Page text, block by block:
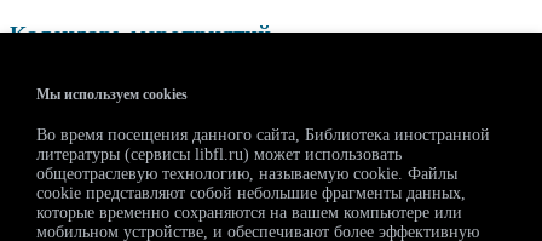
Календарь мероприятий
Август 2026
>>
28 29 30 31 1
2
4 5 6 7 8
9
11 12 13 14 15 16
18 19 20 21 22 23
Мы используем cookies
Во время посещения данного сайта, Библиотека иностранной
литературы (сервисы libfl.ru) может использовать
общеотраслевую технологию, называемую cookie. Файлы
cookie представляют собой небольшие фрагменты данных,
которые временно сохраняются на вашем компьютере или
мобильном устройстве, и обеспечивают более эффективную